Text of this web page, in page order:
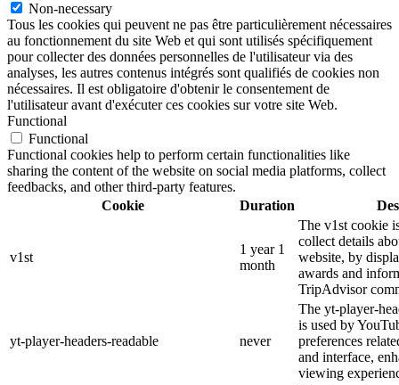
Non-necessary
Tous les cookies qui peuvent ne pas être particulièrement nécessaires
au fonctionnement du site Web et qui sont utilisés spécifiquement
pour collecter des données personnelles de l'utilisateur via des
analyses, les autres contenus intégrés sont qualifiés de cookies non
nécessaires. Il est obligatoire d'obtenir le consentement de
l'utilisateur avant d'exécuter ces cookies sur votre site Web.
Functional
Functional
Functional cookies help to perform certain functionalities like
sharing the content of the website on social media platforms, collect
feedbacks, and other third-party features.
Cookie
Duration
v1st
1 year 1
month
The v1st cookie
collect details
website, by
awards and
TripAdvisor
yt-player-headers-readable never
The yt-player-
is used by
preferences
and interface,
viewing